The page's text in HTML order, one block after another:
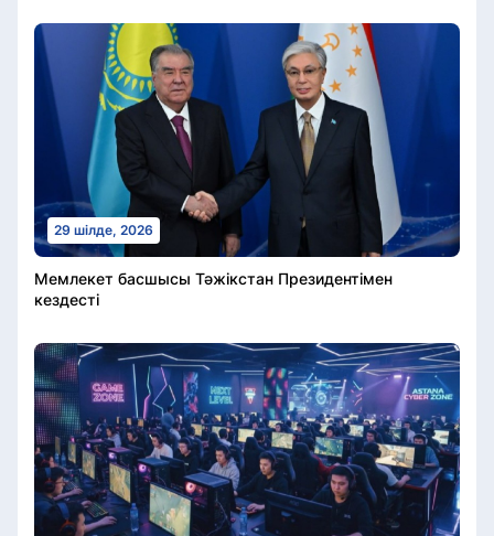
29 шілде, 2026
Мемлекет басшысы Тәжікстан Президентімен
кездесті